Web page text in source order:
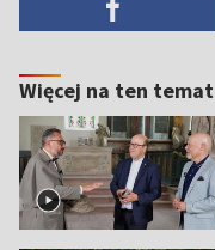
Więcej na ten temat